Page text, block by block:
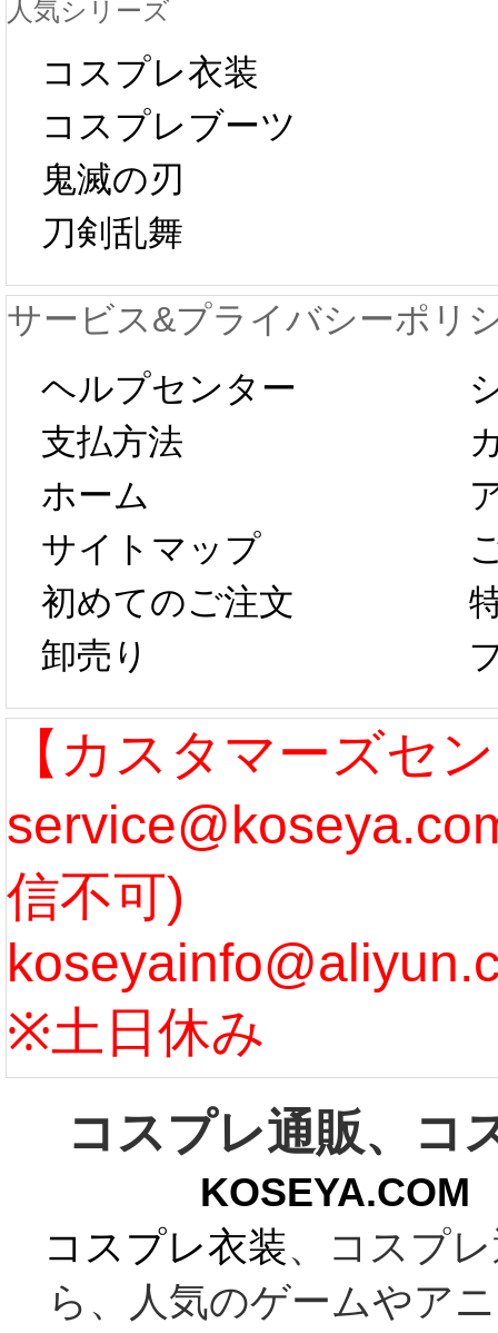
中国旧正月の影
響で2024年2月5
日から工場生産
が一時停止いた
します。 2月5日
以後のご注文
は、2月25日か
らコスプレ制
作、発送予定と
なります。 ...
[more]
プレ
新春
字半
第二
たし
ル期
まで
う...
人気シリーズ
コスプレ衣装
コスプレブーツ
鬼滅の刃
刀剣乱舞
サービス&プライバシーポリ
ヘルプセンター
支払方法
ホーム
サイトマップ
初めてのご注文
卸売り
【カスタマーズセ
信不可)
※土日休み
コスプレ通販、コ
コスプレ衣装、コスプ
ら、人気のゲームやア